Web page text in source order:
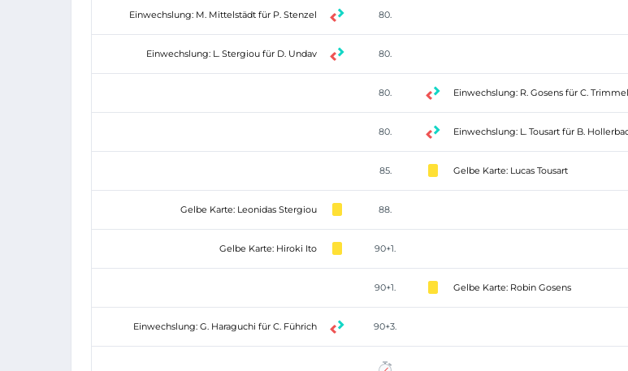
Einwechslung: M. Mittelstädt für P. Stenzel 80.
Einwechslung: L. Stergiou für D. Undav 80.
80. Einwechslung: R. Gosens für C. Trimmel
80. Einwechslung: L. Tousart für B.
85. Gelbe Karte: Lucas Tousart
Gelbe Karte: Leonidas Stergiou 88.
Gelbe Karte: Hiroki Ito 90+1.
90+1. Gelbe Karte: Robin Gosens
Einwechslung: G. Haraguchi für C. Führich 90+3.